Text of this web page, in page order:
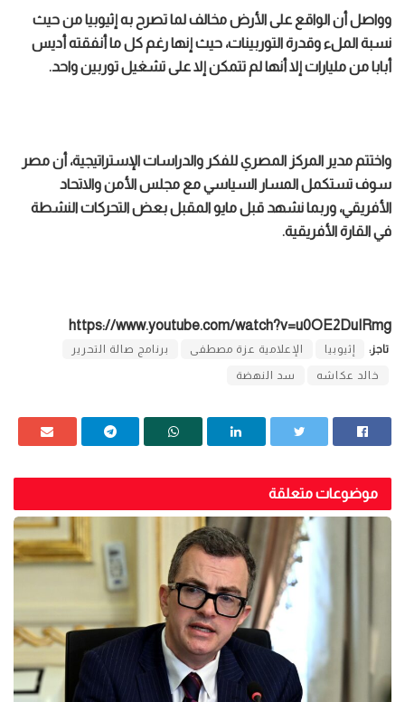
وواصل أن الواقع على الأرض مخالف لما تصرح به إثيوبيا من حيث
نسبة الملء وقدرة التوربينات، حيث إنها رغم كل ما أنفقته أديس
أبابا من مليارات إلا أنها لم تتمكن إلا على تشغيل توربين واحد.
واختتم مدير المركز المصري للفكر والدراسات الإستراتيجية، أن مصر
سوف تستكمل المسار السياسي مع مجلس الأمن والاتحاد
الأفريقي، وربما نشهد قبل مايو المقبل بعض التحركات النشطة
في القارة الأفريقية.
https://www.youtube.com/watch?v=u0OE2DuIRmg
تاجز: إثيوبيا الإعلامية عزة مصطفى برنامج صالة التحرير
خالد عكاشه سد النهضة
موضوعات متعلقة